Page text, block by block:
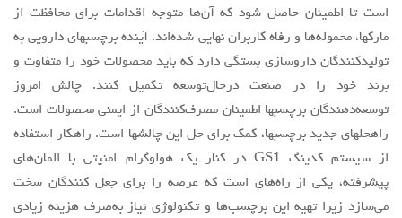
است تا اطمینان حاصل شود که آن‌ها متوجه اقدامات برای محافظت از
مارکها، محموله‌ها و رفاه کاربران نهایی شده‌اند. آینده برچسبهای دارویی به
تولیدکنندگان داروسازی بستگی دارد که باید محصولات خود را متفاوت و
برند خود را در صنعت درحال‌توسعه تکمیل کنند. چالش امروز
توسعه‌دهندگان برچسبها اطمینان مصرف‌کنندگان از ایمنی محصولات است.
راهحلهای جدید برچسبها، کمک برای حل این چالشها است. راهکار استفاده
از سیستم کدینگ GS1 در کنار یک هولوگرام امنیتی با المان‌های
پیشرفته، یکی از راه‌های است که عرصه را برای جعل کنندگان سخت
می‌سازد زیرا تهیه این برچسب‌ها و تکنولوژی نیاز به‌صرف هزینه زیادی